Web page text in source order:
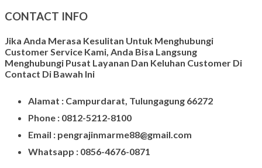
CONTACT INFO
Jika Anda Merasa Kesulitan Untuk Menghubungi
Customer Service Kami, Anda Bisa Langsung
Menghubungi Pusat Layanan Dan Keluhan Customer Di
Contact Di Bawah Ini
Alamat : Campurdarat, Tulungagung 66272
Phone : 0812-5212-8100
Email : pengrajinmarme88@gmail.com
Whatsapp : 0856-4676-0871